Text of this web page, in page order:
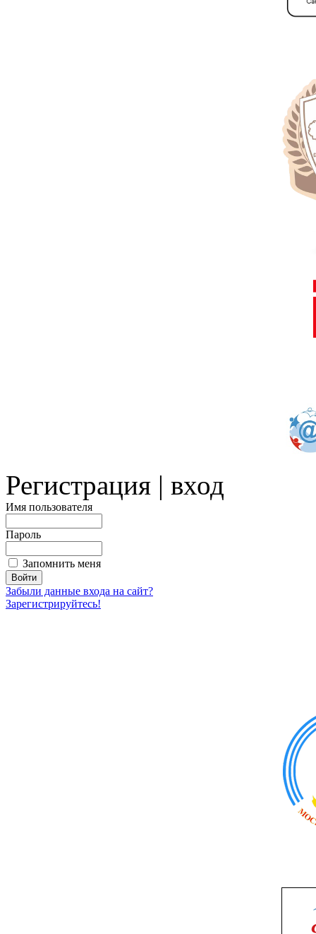
Регистрация | вход
Имя пользователя
Пароль
Запомнить меня
Забыли данные входа на сайт?
Зарегистрируйтесь!